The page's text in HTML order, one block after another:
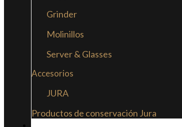
Grinder
Molinillos
Server & Glasses
Accesorios
JURA
Productos de conservación Jura